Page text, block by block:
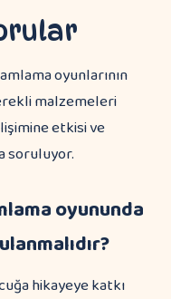
oyunlarının
malzemeleri
etkisi ve
soruluyor.
oyununda
hikayeye katkı